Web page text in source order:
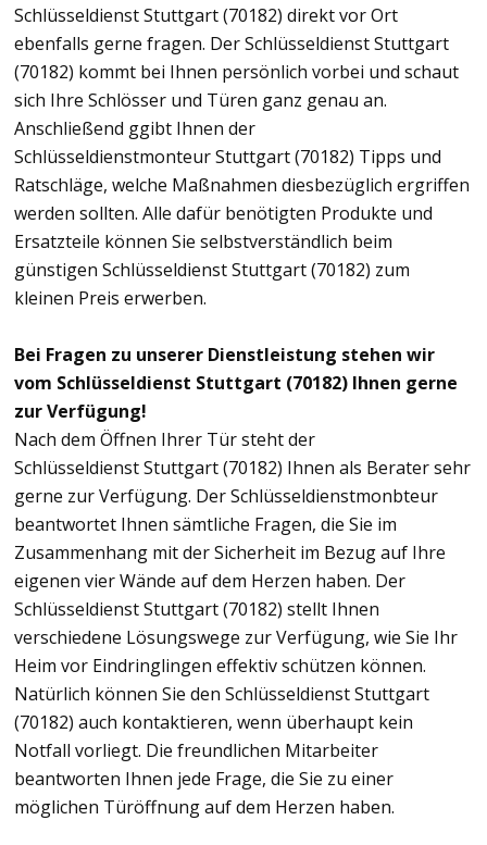
Schlüsseldienst Stuttgart (70182) direkt vor Ort
ebenfalls gerne fragen. Der Schlüsseldienst Stuttgart
(70182) kommt bei Ihnen persönlich vorbei und schaut
sich Ihre Schlösser und Türen ganz genau an.
Anschließend ggibt Ihnen der
Schlüsseldienstmonteur Stuttgart (70182) Tipps und
Ratschläge, welche Maßnahmen diesbezüglich ergriffen
werden sollten. Alle dafür benötigten Produkte und
Ersatzteile können Sie selbstverständlich beim
günstigen Schlüsseldienst Stuttgart (70182) zum
kleinen Preis erwerben.
Bei Fragen zu unserer Dienstleistung stehen wir
vom Schlüsseldienst Stuttgart (70182) Ihnen gerne
zur Verfügung!
Nach dem Öffnen Ihrer Tür steht der
Schlüsseldienst Stuttgart (70182) Ihnen als Berater sehr
gerne zur Verfügung. Der Schlüsseldienstmonbteur
beantwortet Ihnen sämtliche Fragen, die Sie im
Zusammenhang mit der Sicherheit im Bezug auf Ihre
eigenen vier Wände auf dem Herzen haben. Der
Schlüsseldienst Stuttgart (70182) stellt Ihnen
verschiedene Lösungswege zur Verfügung, wie Sie Ihr
Heim vor Eindringlingen effektiv schützen können.
Natürlich können Sie den Schlüsseldienst Stuttgart
(70182) auch kontaktieren, wenn überhaupt kein
Notfall vorliegt. Die freundlichen Mitarbeiter
beantworten Ihnen jede Frage, die Sie zu einer
möglichen Türöffnung auf dem Herzen haben.